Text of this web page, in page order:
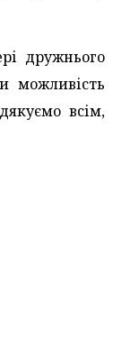
дружнього
можливість
всім,